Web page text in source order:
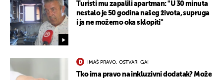
Turisti mu zapalili apartman: "U 30 minuta
nestalo je 50 godina našeg života, supruga
i ja ne možemo oka sklopiti"
IMAŠ PRAVO, OSTVARI GA!
Tko ima pravo na inkluzivni dodatak? Može